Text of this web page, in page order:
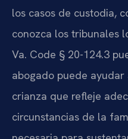
los casos de custodia,
conozca los tribunales
Va. Code § 20-124.3
abogado puede
crianza que refleje
circunstancias de la